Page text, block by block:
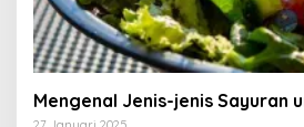
Mengenal Jenis-jenis Sayuran